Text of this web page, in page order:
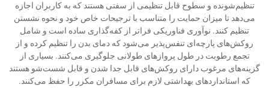
تنظیم‌شونده و سطوح قابل تنظیمی از سفتی هستند که به کاربران اجازه
می‌دهد تا میزان حمایت را متناسب با ترجیحات خاص خود و نحوه نشستن
تنظیم کنند. نوآوری فناوریکی فراتر از کفه‌گذاری ساده است و شامل
روکش‌های پارچه‌ای تنفس‌پذیر می‌شود که دمای بدن را تنظیم کرده و از
تجمع رطوبت در طول پروازهای طولانی جلوگیری می‌کنند. بسیاری از
گزینه‌های مرغوب دارای روکش‌های قابل جدا شدن و قابل شست‌شو هستند
که استانداردهای بهداشتی لازم برای مسافران مکرر را حفظ می‌کنند.